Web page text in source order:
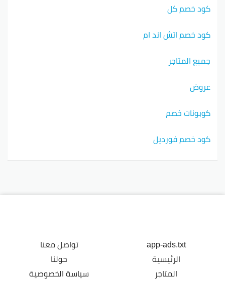
كود خصم كل
كود خصم اتش اند ام
جميع المتاجر
عروض
كوبونات خصم
كود خصم فورديل
app-ads.txt
الرئيسية
المتاجر
تواصل معنا
حولنا
سياسة الخصوصية